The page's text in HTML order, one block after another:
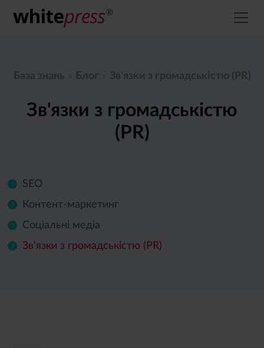
База знань Блог Зв'язки з громадськістю (PR)
Зв'язки з громадськістю
(PR)
SEO
Контент-маркетинг
Соціальні медіа
Зв'язки з громадськістю (PR)